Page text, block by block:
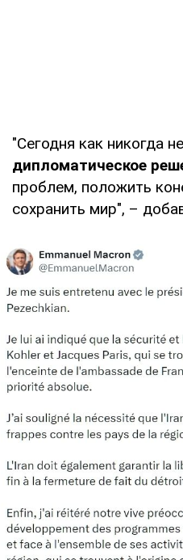
"Сегодня как никогда
дипломатическое
проблем, положить
сохранить мир", –